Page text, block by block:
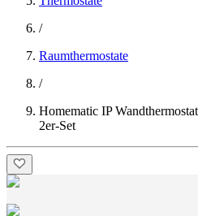
/
Raumthermostate
/
Homematic IP
2er-Set